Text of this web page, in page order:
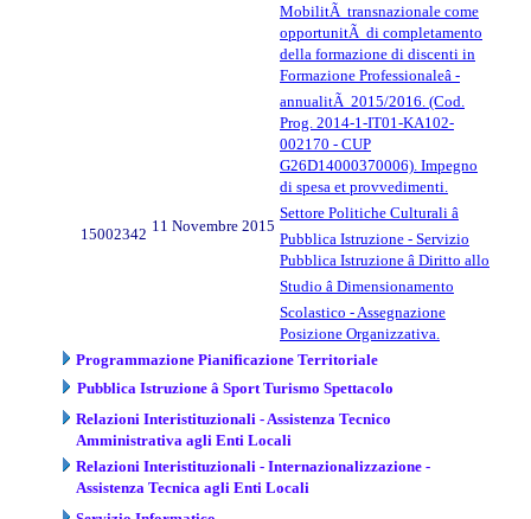
MobilitÃ transnazionale come
opportunitÃ di completamento
della formazione di discenti in
Formazione Professionaleâ -
annualitÃ 2015/2016. (Cod.
Prog. 2014-1-IT01-KA102-
002170 - CUP
G26D14000370006). Impegno
di spesa et provvedimenti.
15002342 11 Novembre 2015
Settore Politiche Culturali â
Pubblica Istruzione - Servizio
Pubblica Istruzione â Diritto allo
Studio â Dimensionamento
Scolastico - Assegnazione
Posizione Organizzativa.
Programmazione Pianificazione Territoriale
Pubblica Istruzione â Sport Turismo Spettacolo
Relazioni Interistituzionali - Assistenza Tecnico
Amministrativa agli Enti Locali
Relazioni Interistituzionali - Internazionalizzazione -
Assistenza Tecnica agli Enti Locali